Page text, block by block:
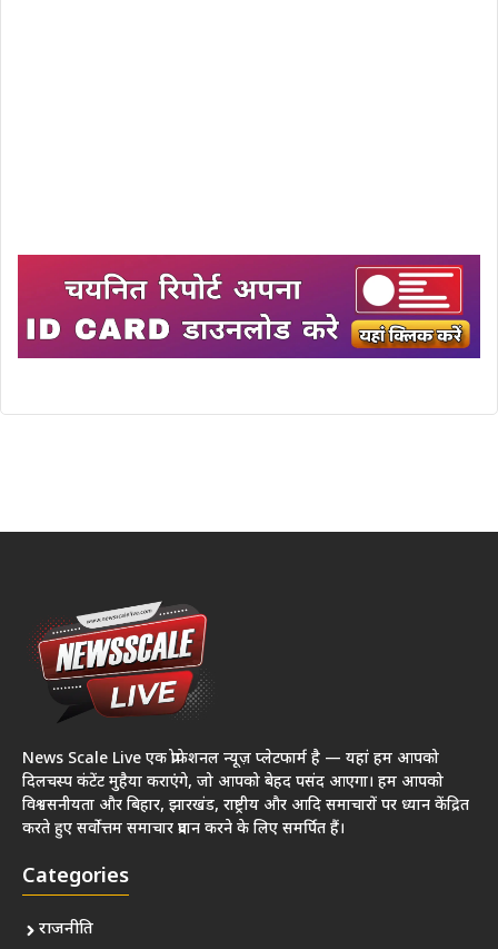
News Scale Live एक प्रोफेशनल न्यूज़ प्लेटफार्म है — यहां हम आपको
दिलचस्प कंटेंट मुहैया कराएंगे, जो आपको बेहद पसंद आएगा। हम आपको
विश्वसनीयता और बिहार, झारखंड, राष्ट्रीय और आदि समाचारों पर ध्यान केंद्रित
करते हुए सर्वोत्तम समाचार प्रदान करने के लिए समर्पित हैं।
Categories
राजनीति